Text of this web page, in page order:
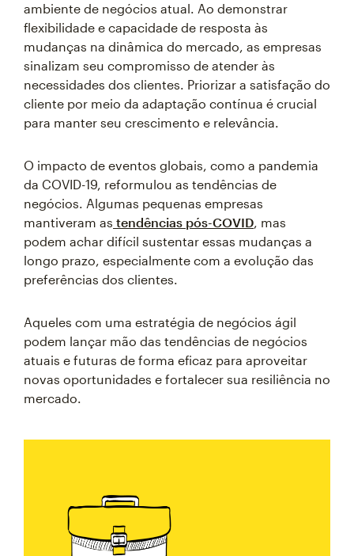
ambiente de negócios atual. Ao demonstrar
flexibilidade e capacidade de resposta às
mudanças na dinâmica do mercado, as empresas
sinalizam seu compromisso de atender às
necessidades dos clientes. Priorizar a satisfação do
cliente por meio da adaptação contínua é crucial
para manter seu crescimento e relevância.
O impacto de eventos globais, como a pandemia
da COVID-19, reformulou as tendências de
negócios. Algumas pequenas empresas
mantiveram as tendências pós-COVID, mas
podem achar difícil sustentar essas mudanças a
longo prazo, especialmente com a evolução das
preferências dos clientes.
Aqueles com uma estratégia de negócios ágil
podem lançar mão das tendências de negócios
atuais e futuras de forma eficaz para aproveitar
novas oportunidades e fortalecer sua resiliência no
mercado.